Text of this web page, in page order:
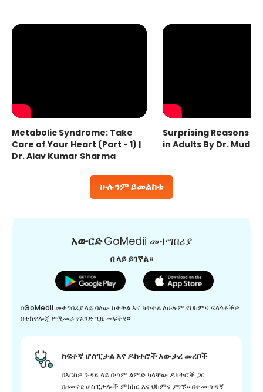
ሁሉንም ይመልከቱ
Metabolic Syndrome: Take
Care of Your Heart (Part - 1) |
Dr. Ajay Kumar Sharma
Surprising Reasons
in Adults By Dr.
አውርድGoMedii መተግበሪያ
በ ላይ ይገኛል።
በGoMedii መተግበሪያ ላይ ባለው ክትትል እና ክትትል ለሁሉም የህክምና ፍላጎቶችዎ
በቴክኖሎጂ የሚመራ የአንድ ጊዜ መፍትሄ።
ከፍተኛ ሆስፒታል እና ዶክተሮች አውታረ መረቦች
በእርስዎ ጉዳይ ላይ በጣም ልምድ ካላቸው ዶክተሮች ጋር
በዘመናዊ ሆስፒታሎች ምክክር እና ህክምና ያግኙ። በተመጣጣኝ